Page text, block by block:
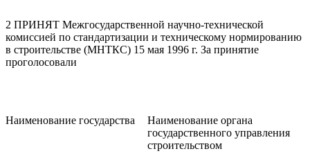
2 ПРИНЯТ Межгосударственной научно-технической
комиссией по стандартизации и техническому нормированию
в строительстве (МНТКС) 15 мая 1996 г. За принятие
проголосовали
Наименование государства
Наименование органа
государственного управления
строительством